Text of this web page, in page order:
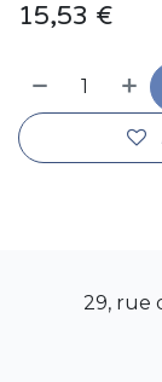
15,53 €
29, rue